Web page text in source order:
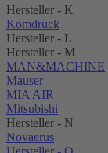
Hersteller - K
Komdruck
Hersteller - L
Hersteller - M
MAN&MACHINE
Mauser
MIA AIR
Mitsubishi
Hersteller - N
Novaerus